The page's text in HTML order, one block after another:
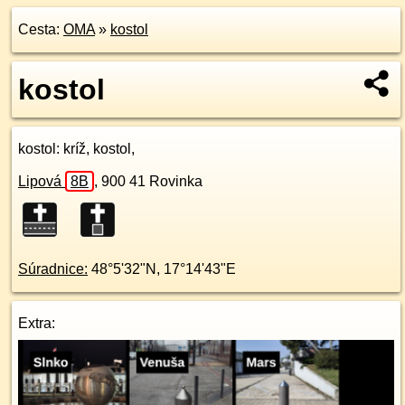
Cesta: OMA» kostol
kostol
kostol : kríž, kostol,
Lipová 8B , 900 41 Rovinka
Súradnice: 48°5'32"N , 17°14'43"E
Extra: